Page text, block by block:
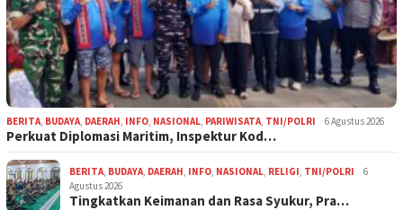
BERITA BUDAYA DAERAH INFO NASIONAL PARIWISATA TNI/POLRI 6 Agustus 2026
Perkuat Diplomasi Maritim, Inspektur Kod…
BERITA BUDAYA DAERAH INFO NASIONAL RELIGI TNI/POLRI
6
Agustus 2026
Tingkatkan Keimanan dan Rasa Syukur, Pra…